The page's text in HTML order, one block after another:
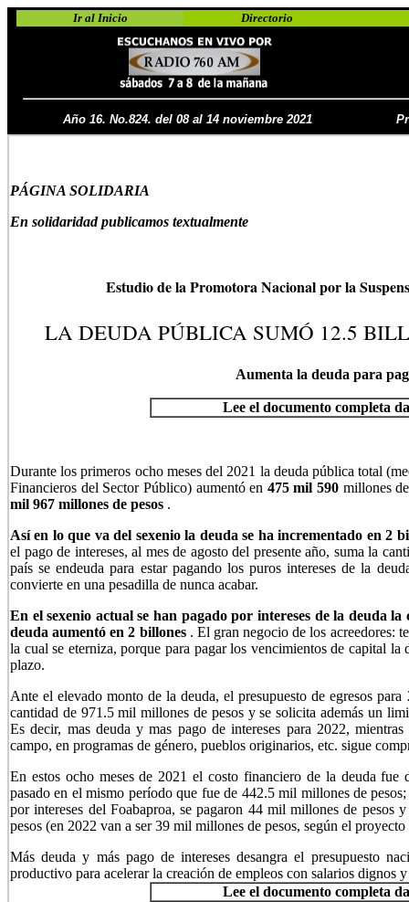
Ir al Inicio Directorio
Año 16. No.824. del 08 al 14 noviembre 2021
PÁGINA SOLIDARIA
En solidaridad publicamos textualmente
Estudio de la Promotora Nacional por la
LA DEUDA PÚBLICA SUMÓ 12.5
Aumenta la deuda para
Lee el documento completa
Durante los primeros ocho meses del 2021 la deuda pública total
Financieros del Sector Público) aumentó en 475 mil 590 millones
mil 967 millones de pesos .
Así en lo que va del sexenio la deuda se ha incrementado en 2
el pago de intereses, al mes de agosto del presente año, suma la
país se endeuda para estar pagando los puros intereses de la
convierte en una pesadilla de nunca acabar.
En el sexenio actual se han pagado por intereses de la deuda
deuda aumentó en 2 billones . El gran negocio de los acreedores:
la cual se eterniza, porque para pagar los vencimientos de capital la
plazo.
Ante el elevado monto de la deuda, el presupuesto de egresos
cantidad de 971.5 mil millones de pesos y se solicita además un
Es decir, mas deuda y mas pago de intereses para 2022,
campo, en programas de género, pueblos originarios, etc. sigue
En estos ocho meses de 2021 el costo financiero de la deuda
pasado en el mismo período que fue de 442.5 mil millones de
por intereses del Foabaproa, se pagaron 44 mil millones de pesos
pesos (en 2022 van a ser 39 mil millones de pesos, según el
Más deuda y más pago de intereses desangra el presupuesto
productivo para acelerar la creación de empleos con salarios dignos
Lee el documento completa